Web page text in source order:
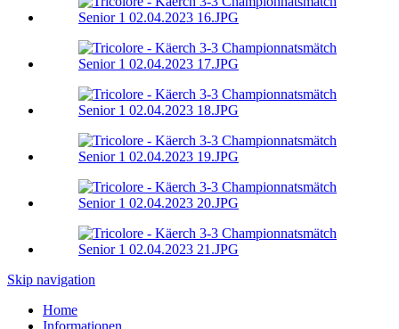
Skip navigation
Home
Informationen